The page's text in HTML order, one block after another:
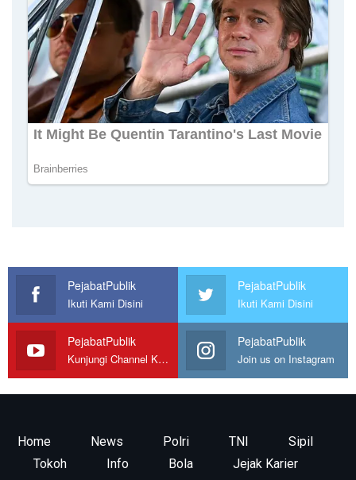
PejabatPublik
Ikuti Kami Disini
PejabatPublik
Ikuti Kami Disini
PejabatPublik
Kunjungi Channel Kami
PejabatPublik
Join us on Instagram
Home News Polri TNI
Sipil
Tokoh
Info Bola Jejak Karier